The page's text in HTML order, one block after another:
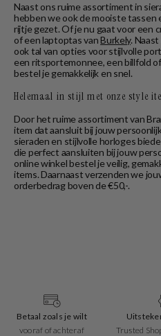
Naast ons ruime assortiment in
hebben we ook de mooiste tassen
rijtje gezet. Of je nu gaat voor een
of een laptoptas vanBurkely.
ook tal van opties voor stijlvolle
een ritsportemonnee, een billfold
bestel je gemakkelijk en snel.
Helemaal in stijl met onze style
Door het ruime assortiment van
item dat aansluit bij jouw
sieraden en stijlvolle horloges
die perfect aansluiten bij jouw
online winkel bestel je veilig,
items. Daarnaast verzenden we
orderbedrag boven de €50,-.
Betaal zoals je wilt
vooraf of achteraf
Trusted